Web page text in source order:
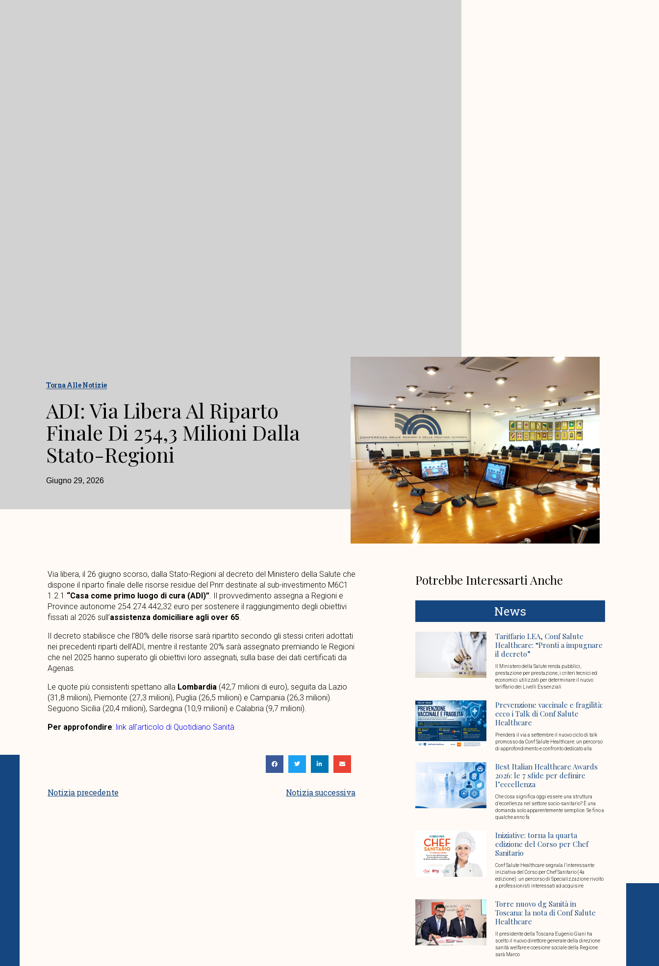
Torna Alle Notizie
ADI: Via Libera Al Riparto
Finale Di 254,3 Milioni Dalla
Stato-Regioni
Giugno 29, 2026
Via libera, il 26 giugno scorso, dalla Stato-Regioni al decreto del Ministero della Salute che
dispone il riparto finale delle risorse residue del Pnrr destinate al sub-investimento M6C1
1.2.1 “Casa come primo luogo di cura (ADI)”. Il provvedimento assegna a Regioni e
Province autonome 254.274.442,32 euro per sostenere il raggiungimento degli obiettivi
fissati al 2026 sull’assistenza domiciliare agli over 65.
Il decreto stabilisce che l’80% delle risorse sarà ripartito secondo gli stessi criteri adottati
nei precedenti riparti dell’ADI, mentre il restante 20% sarà assegnato premiando le Regioni
che nel 2025 hanno superato gli obiettivi loro assegnati, sulla base dei dati certificati da
Agenas.
Le quote più consistenti spettano alla Lombardia (42,7 milioni di euro), seguita da Lazio
(31,8 milioni), Piemonte (27,3 milioni), Puglia (26,5 milioni) e Campania (26,3 milioni).
Seguono Sicilia (20,4 milioni), Sardegna (10,9 milioni) e Calabria (9,7 milioni).
Per approfondire: link all’articolo di Quotidiano Sanità
Notizia precedente Notizia successiva
Potrebbe Interessarti Anche
News
Tariffario LEA, Conf Salute
Healthcare: “Pronti a impugnare
il decreto”
Il Ministero della Salute renda pubblici,
prestazione per prestazione, i criteri tecnici ed
economici utilizzati per determinare il nuovo
tariffario dei Livelli Essenziali
Prevenzione vaccinale e fragilità:
ecco i Talk di Conf Salute
Healthcare
Prenderà il via a settembre il nuovo ciclo di talk
promosso da Conf Salute Healthcare: un percorso
di approfondimento e confronto dedicato alla
Best Italian Healthcare Awards
2026: le 7 sfide per definire
l’eccellenza
Che cosa significa oggi essere una struttura
d’eccellenza nel settore socio-sanitario? È una
domanda solo apparentemente semplice. Se fino a
qualche anno fa
Iniziative: torna la quarta
edizione del Corso per Chef
Sanitario
Conf Salute Healthcare segnala l’interessante
iniziativa del Corso per Chef Sanitario (4a
edizione): un percorso di Specializzazione rivolto
a professionisti interessati ad acquisire
Torre nuovo dg Sanità in
Toscana: la nota di Conf Salute
Healthcare
Il presidente della Toscana Eugenio Giani ha
scelto il nuovo direttore generale della direzione
sanità welfare e coesione sociale della Regione:
sarà Marco